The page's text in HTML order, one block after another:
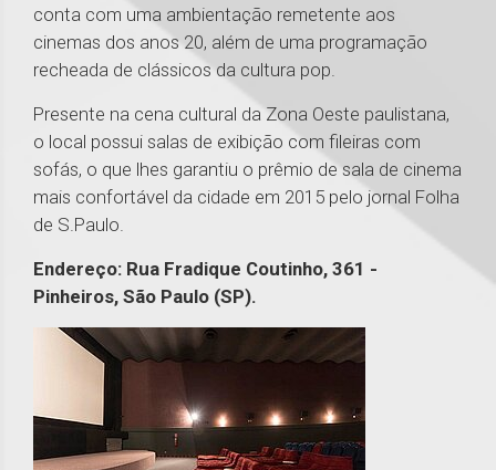
conta com uma ambientação remetente aos
cinemas dos anos 20, além de uma programação
recheada de clássicos da cultura pop.
Presente na cena cultural da Zona Oeste paulistana,
o local possui salas de exibição com fileiras com
sofás, o que lhes garantiu o prêmio de sala de cinema
mais confortável da cidade em 2015 pelo jornal Folha
de S.Paulo.
Endereço: Rua Fradique Coutinho, 361 -
Pinheiros, São Paulo (SP).